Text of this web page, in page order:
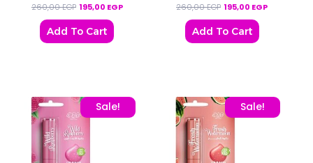
260,00EGP 195,00 EGP
Add To Cart
260,00EGP 195,00 EGP
Add To Cart
Sale!
Original price was: 80,00 EGP.
Current price is: 70,00 EGP. Sale!
Original price was:
Current price